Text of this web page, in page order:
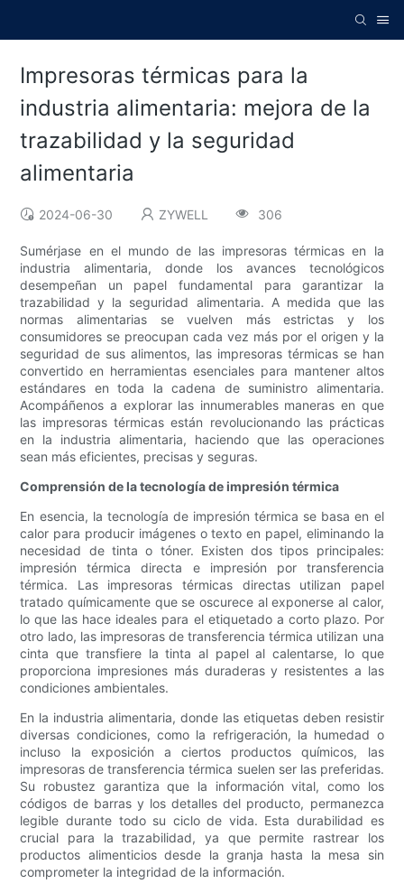
Impresoras térmicas para la
industria alimentaria: mejora de la
trazabilidad y la seguridad
alimentaria
2024-06-30 ZYWELL 306
Sumérjase en el mundo de las impresoras térmicas en la
industria alimentaria, donde los avances tecnológicos
desempeñan un papel fundamental para garantizar la
trazabilidad y la seguridad alimentaria. A medida que las
normas alimentarias se vuelven más estrictas y los
consumidores se preocupan cada vez más por el origen y la
seguridad de sus alimentos, las impresoras térmicas se han
convertido en herramientas esenciales para mantener altos
estándares en toda la cadena de suministro alimentaria.
Acompáñenos a explorar las innumerables maneras en que
las impresoras térmicas están revolucionando las prácticas
en la industria alimentaria, haciendo que las operaciones
sean más eficientes, precisas y seguras.
Comprensión de la tecnología de impresión térmica
En esencia, la tecnología de impresión térmica se basa en el
calor para producir imágenes o texto en papel, eliminando la
necesidad de tinta o tóner. Existen dos tipos principales:
impresión térmica directa e impresión por transferencia
térmica. Las impresoras térmicas directas utilizan papel
tratado químicamente que se oscurece al exponerse al calor,
lo que las hace ideales para el etiquetado a corto plazo. Por
otro lado, las impresoras de transferencia térmica utilizan una
cinta que transfiere la tinta al papel al calentarse, lo que
proporciona impresiones más duraderas y resistentes a las
condiciones ambientales.
En la industria alimentaria, donde las etiquetas deben resistir
diversas condiciones, como la refrigeración, la humedad o
incluso la exposición a ciertos productos químicos, las
impresoras de transferencia térmica suelen ser las preferidas.
Su robustez garantiza que la información vital, como los
códigos de barras y los detalles del producto, permanezca
legible durante todo su ciclo de vida. Esta durabilidad es
crucial para la trazabilidad, ya que permite rastrear los
productos alimenticios desde la granja hasta la mesa sin
comprometer la integridad de la información.